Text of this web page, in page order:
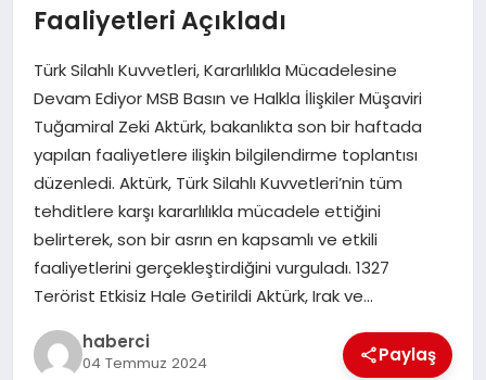
EKONOMI
MAGAZIN
SAĞLIK
SIYASET
SPOR
TEKNOLOJI
YAŞAM
Faaliyetleri Açıkladı
Türk Silahlı Kuvvetleri, Kararlılıkla Mücadelesine
Devam Ediyor MSB Basın ve Halkla İlişkiler Müşaviri
Tuğamiral Zeki Aktürk, bakanlıkta son bir haftada
yapılan faaliyetlere ilişkin bilgilendirme toplantısı
düzenledi. Aktürk, Türk Silahlı Kuvvetleri’nin tüm
tehditlere karşı kararlılıkla mücadele ettiğini
belirterek, son bir asrın en kapsamlı ve etkili
faaliyetlerini gerçekleştirdiğini vurguladı. 1327
Terörist Etkisiz Hale Getirildi Aktürk, Irak ve…
haberci
04 Temmuz 2024 Paylaş